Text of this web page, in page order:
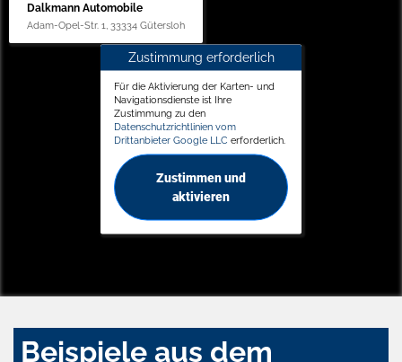
Dalkmann Automobile
Adam-Opel-Str. 1, 33334 Gütersloh
Zustimmung erforderlich
Für die Aktivierung der Karten- und
Navigationsdienste ist Ihre
Zustimmung zu den
Datenschutzrichtlinien vom
Drittanbieter Google LLC erforderlich.
Zustimmen und
aktivieren
Beispiele aus dem